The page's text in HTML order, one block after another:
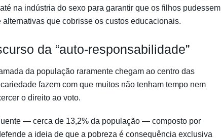
na indústria do sexo para garantir que os filhos pudessem
que cobrisse os custos educacionais.
da “auto-responsabilidade”
da população raramente chegam ao centro das
fazem com que muitos não tenham tempo nem
o direito ao voto.
— cerca de 13,2% da população — composto por
a ideia de que a pobreza é consequência exclusiva